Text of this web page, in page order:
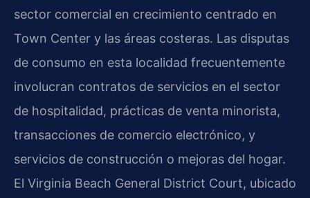
sector comercial en crecimiento centrado en
Town Center y las áreas costeras. Las disputas
de consumo en esta localidad frecuentemente
involucran contratos de servicios en el sector
de hospitalidad, prácticas de venta minorista,
transacciones de comercio electrónico, y
servicios de construcción o mejoras del hogar.
El Virginia Beach General District Court, ubicado